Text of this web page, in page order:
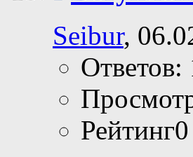
Seibur,
Ответов: